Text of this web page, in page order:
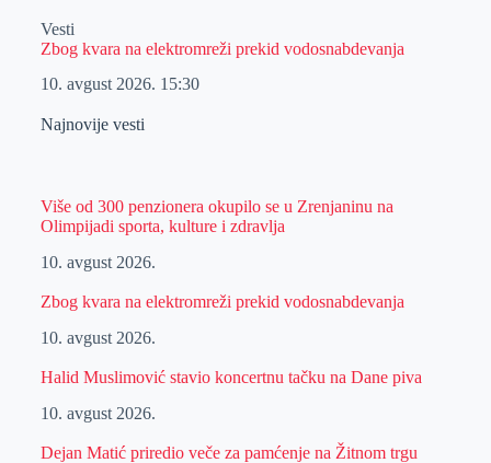
Vesti
Zbog kvara na elektromreži prekid vodosnabdevanja
10. avgust 2026. 15:30
Najnovije vesti
Više od 300 penzionera okupilo se u Zrenjaninu na
Olimpijadi sporta, kulture i zdravlja
10. avgust 2026.
Zbog kvara na elektromreži prekid vodosnabdevanja
10. avgust 2026.
Halid Muslimović stavio koncertnu tačku na Dane piva
10. avgust 2026.
Dejan Matić priredio veče za pamćenje na Žitnom trgu